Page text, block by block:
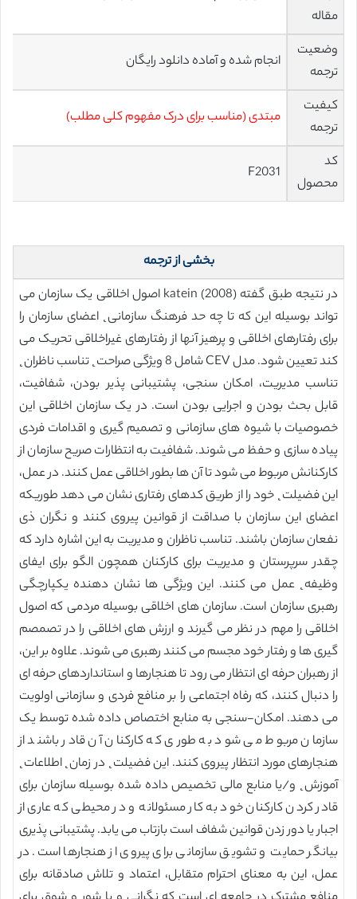
مقاله
وضعیت
ترجمه
انجام شده و آماده دانلود رایگان
کیفیت
ترجمه
مبتدی (مناسب برای درک مفهوم کلی مطلب)
کد
محصول
F2031
بخشی از ترجمه
در نتیجه طبق گفته katein (2008) اصول اخلاقی یک سازمان می
تواند بوسیله این که تا چه حد فرهنگ سازمانی˛ اعضای سازمان را
برای رفتارهای اخلاقی و پرهیز آنها از رفتارهای غیراخلاقی تحریک می
کند تعیین شود. مدل CEV شامل 8 ویژگی صراحت˛ تناسب ناظران˛
تناسب مدیریت، امکان سنجی، پشتیبانی پذیر بودن، شفافیت،
قابل بحث بودن و اجرایی بودن است. در یک سازمان اخلاقی این
خصوصیات با شیوه های سازمانی و تصمیم گیری و اقدامات فردی
پیاده سازی و حفظ می شوند. شفافیت به انتظارات صریح سازمان از
کارکنانش مربوط می شود تا آن ها بطور اخلاقی عمل کنند. در عمل،
این فضیلت˛ خود را از طریق کدهای رفتاری نشان می دهد طوریکه
اعضای این سازمان با صداقت از قوانین پیروی کنند و نگران ذی
نفعان سازمان باشند. تناسب ناظران و مدیریت به این اشاره دارد که
چقدر سرپرستان و مدیریت برای کارکنان همچون الگو برای ایفای
وظیفه˛ عمل می کنند. این ویژگی ها نشان دهنده یکپارچگی
رهبری سازمان است. سازمان های اخلاقی بوسیله مردمی که اصول
اخلاقی را مهم در نظر می گیرند و ارزش های اخلاقی را در تصمصم
گیری ها و رفتار خود مجسم می کنند رهبری می شوند. علاوه بر این،
از رهبران حرفه ای انتظار می رود تا هنجارها و استانداردهای حرفه ای
را دنبال کنند، که رفاه اجتماعی را بر منافع فردی و سازمانی اولویت
می دهند. امکان-سنجی به منابع اختصاص داده شده توسط یک
سازمان مربوط می شود به طوری که کارکنان آن قادر باشند از
هنجارهای مورد انتظار پیروی کنند. این فضیلت˛ در زمان˛ اطلاعات˛
آموزش˛ و/یا منابع مالی تخصیص داده شده بوسیله سازمان برای
قادر کردن کارکنان خود به کار مسئولانه و در محیطی که عاری از
اجبار یا دور زدن قوانین شفاف است بازتاب می یابد. پشتیبانی پذیری
بیانگر حمایت و تشویق سازمانی برای پیروی از هنجارها است. در
عمل، این به معنای احترام متقابل، اعتماد و تلاش صادقانه برای